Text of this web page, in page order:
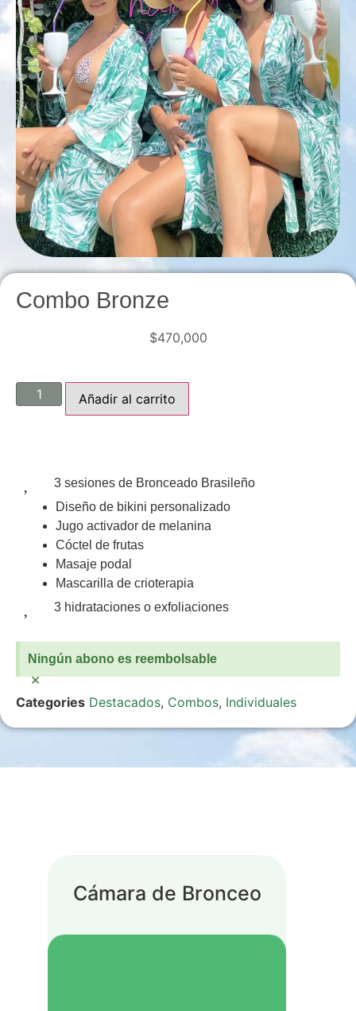
Combo Bronze
$470,000
Añadir al carrito
3 sesiones de Bronceado Brasileño
Diseño de bikini personalizado
Jugo activador de melanina
Cóctel de frutas
Masaje podal
Mascarilla de crioterapia
3 hidrataciones o exfoliaciones
Ningún abono es reembolsable
×
Categories Destacados, Combos, Individuales
Cámara de Bronceo